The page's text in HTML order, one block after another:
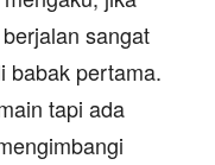
sangat
babak pertama.
tapi ada